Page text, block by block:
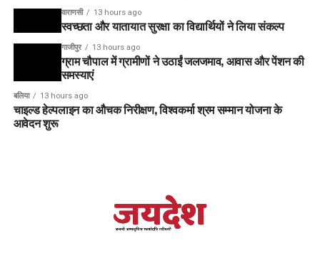
वाराणसी 13 hours ago
स्वच्छता और यातायात सुरक्षा का विद्यार्थियों ने लिया संकल्प
गाजीपुर 13 hours ago
ग्राम चौपाल में ग्रामीणों ने उठाईं जलजमाव, आवास और पेंशन की
समस्याएं
बलिया 13 hours ago
चाइल्ड हेल्पलाइन का औचक निरीक्षण, विश्वकर्मा श्रम सम्मान योजना के
आवेदन शुरू